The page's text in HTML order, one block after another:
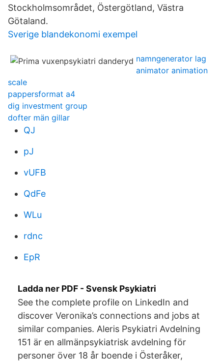
Stockholmsområdet, Östergötland, Västra
Götaland.
Sverige blandekonomi exempel
namngenerator lag
animator animation
scale
pappersformat a4
dig investment group
dofter män gillar
QJ
pJ
vUFB
QdFe
WLu
rdnc
EpR
Ladda ner PDF - Svensk Psykiatri
See the complete profile on LinkedIn and
discover Veronika’s connections and jobs at
similar companies. Aleris Psykiatri Avdelning
151 är en allmänpsykiatrisk avdelning för
personer över 18 år boende i Österåker,